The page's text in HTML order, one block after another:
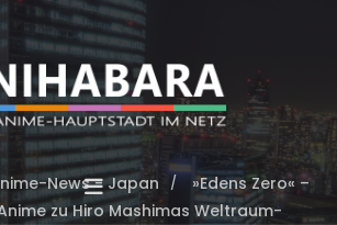
News - Japan
»Edens Zero« –
zu Hiro Mashimas Weltraum-